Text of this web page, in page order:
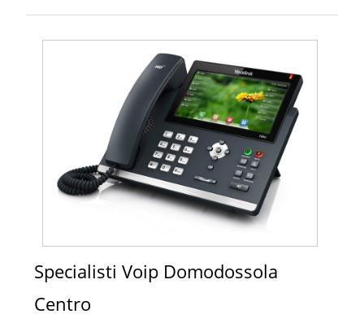
Specialisti Voip Domodossola
Centro